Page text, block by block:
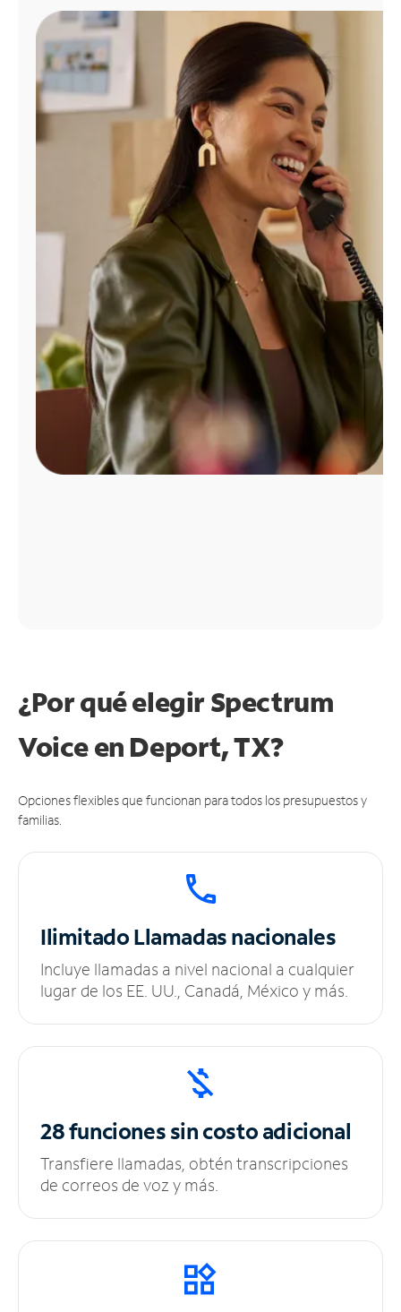
Administrar
cuenta
Encuentra
tienda
¿Por qué elegir Spectrum
Voice en Deport, TX?
Opciones flexibles que funcionan para todos los presupuestos y
familias.
IlimitadoLlamadas nacionales
Incluye llamadas a nivel nacional a cualquier
lugar de los EE. UU., Canadá, México y más.
28 funciones sincosto adicional
Transfiere llamadas, obtén transcripciones
de correos de voz y más.